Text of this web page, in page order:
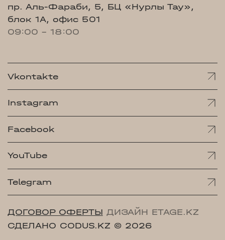
пр. Аль-Фараби, 5, БЦ «Нурлы Тау»,
блок 1А, офис 501
09:00 - 18:00
Vkontakte
Instagram
Facebook
YouTube
Telegram
ДОГОВОР ОФЕРТЫ ДИЗАЙН ETAGE.KZ
СДЕЛАНО CODUS.KZ © 2026